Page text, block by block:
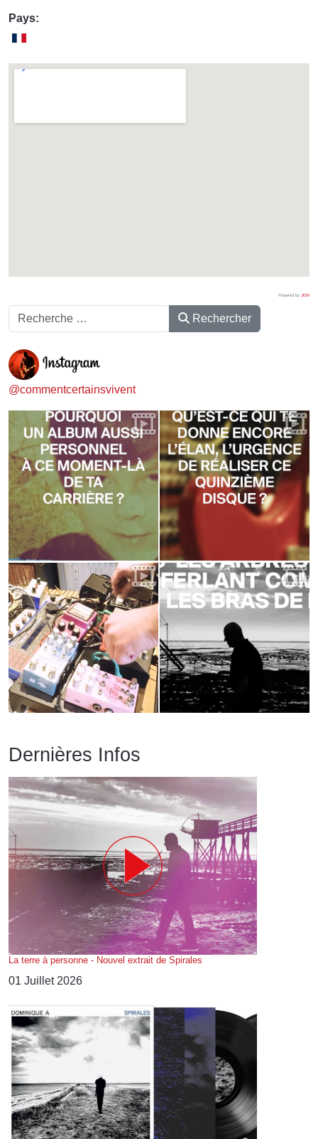
Pays:
Powered by JEM
Rechercher Rechercher
@commentcertainsvivent
Dernières Infos
La terre à personne - Nouvel extrait de Spirales
01 Juillet 2026